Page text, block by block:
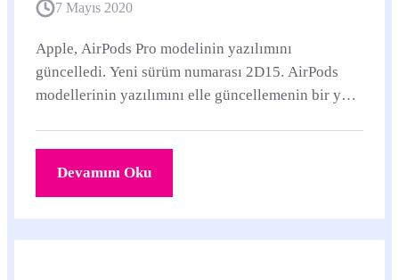
7 Mayıs 2020
Apple, AirPods Pro modelinin yazılımını
güncelledi. Yeni sürüm numarası 2D15. AirPods
modellerinin yazılımını elle güncellemenin bir yolu
Devamını Oku